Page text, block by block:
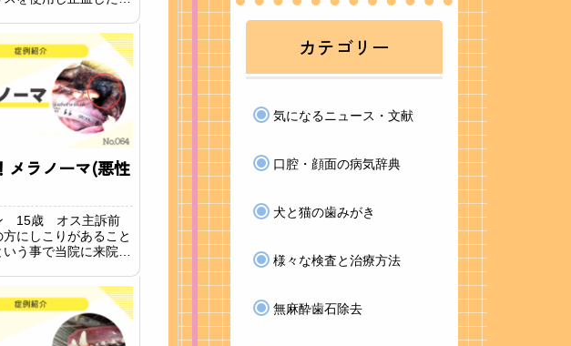
した。所見下顎骨が
おり、左上顎骨断端
状況でした。左上顎
メラノーマ(悪性
15歳 オス主訴前
方にしこりがあること
いう事で当院に来院さ
ンパ節の腫れを確認
、同側の口腔内をチ
上顎第四前臼歯（奥
黒...
カテゴリー
気になるニュース・文献
口腔・顔面の病気辞典
犬と猫の歯みがき
様々な検査と治療方法
無麻酔歯石除去